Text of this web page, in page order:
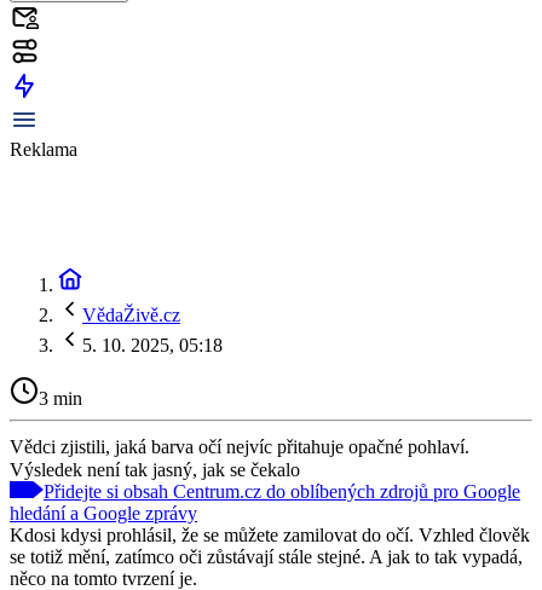
Reklama
VědaŽivě.cz
5. 10. 2025, 05:18
3 min
Vědci zjistili, jaká barva očí nejvíc přitahuje opačné pohlaví.
Výsledek není tak jasný, jak se čekalo
Přidejte si obsah Centrum.cz do oblíbených zdrojů pro Google
hledání a Google zprávy
Kdosi kdysi prohlásil, že se můžete zamilovat do očí. Vzhled člověk
se totiž mění, zatímco oči zůstávají stále stejné. A jak to tak vypadá,
něco na tomto tvrzení je.